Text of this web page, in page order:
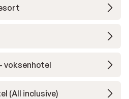
voksenhotel
(All inclusive)